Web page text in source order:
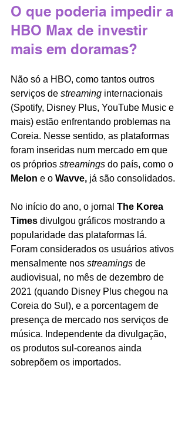
O que poderia impedir a
HBO Max de investir
mais em doramas?
Não só a HBO, como tantos outros
serviços de streaming internacionais
(Spotify, Disney Plus, YouTube Music e
mais) estão enfrentando problemas na
Coreia. Nesse sentido, as plataformas
foram inseridas num mercado em que
os próprios streamings do país, como o
Melon e o Wavve, já são consolidados.
No início do ano, o jornal The Korea
Times divulgou gráficos mostrando a
popularidade das plataformas lá.
Foram considerados os usuários ativos
mensalmente nos streamings de
audiovisual , no mês de dezembro de
2021 (quando Disney Plus chegou na
Coreia do Sul), e a porcentagem de
presença de mercado nos serviços de
música. Independente da divulgação,
os produtos sul-coreanos ainda
sobrepõem os importados.